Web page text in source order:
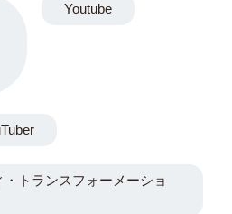
Youtube
トランスフォーメーショ